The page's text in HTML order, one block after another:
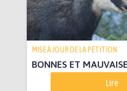
MISE À JOUR DE LA PÉTITION
BONNES ET
Lire